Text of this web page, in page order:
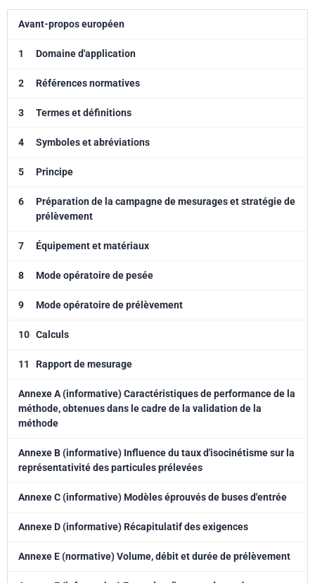
Avant-propos européen
1 Domaine d'application
2 Références normatives
3 Termes et définitions
4 Symboles et abréviations
5 Principe
6
Préparation de la campagne de mesurages et stratégie de
prélèvement
7 Équipement et matériaux
8 Mode opératoire de pesée
9 Mode opératoire de prélèvement
10 Calculs
11 Rapport de mesurage
Annexe A (informative) Caractéristiques de performance de la
méthode, obtenues dans le cadre de la validation de la
méthode
Annexe B (informative) Influence du taux d'isocinétisme sur la
représentativité des particules prélevées
Annexe C (informative) Modèles éprouvés de buses d'entrée
Annexe D (informative) Récapitulatif des exigences
Annexe E (normative) Volume, débit et durée de prélèvement